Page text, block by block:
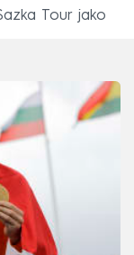
Tour jako